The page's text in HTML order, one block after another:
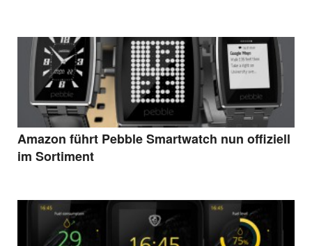
Amazon führt Pebble Smartwatch nun offiziell
im Sortiment